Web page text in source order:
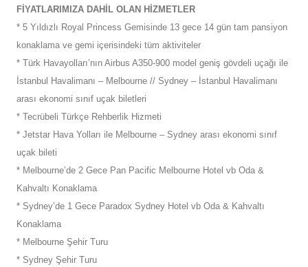
FİYATLARIMIZA DAHİL OLAN HİZMETLER
* 5 Yıldızlı Royal Princess Gemisinde 13 gece 14 gün tam pansiyon
konaklama ve gemi içerisindeki tüm aktiviteler
* Türk Havayolları’nın Airbus A350-900 model geniş gövdeli uçağı ile
İstanbul Havalimanı – Melbourne // Sydney – İstanbul Havalimanı
arası ekonomi sınıf uçak biletleri
* Tecrübeli Türkçe Rehberlik Hizmeti
* Jetstar Hava Yolları ile Melbourne – Sydney arası ekonomi sınıf
uçak bileti
* Melbourne’de 2 Gece Pan Pacific Melbourne Hotel vb Oda &
Kahvaltı Konaklama
* Sydney’de 1 Gece Paradox Sydney Hotel vb Oda & Kahvaltı
Konaklama
* Melbourne Şehir Turu
* Sydney Şehir Turu